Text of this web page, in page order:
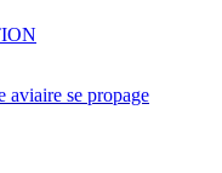
aviaire se propage